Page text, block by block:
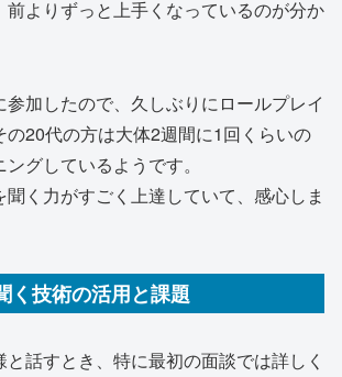
前よりずっと上手くなっているのが分か
加したので、久しぶりにロールプレイ
の20代の方は大体2週間に1回くらいの
グしているようです。
く力がすごく上達していて、感心しま
く技術の活用と課題
話すとき、特に最初の面談では詳しく